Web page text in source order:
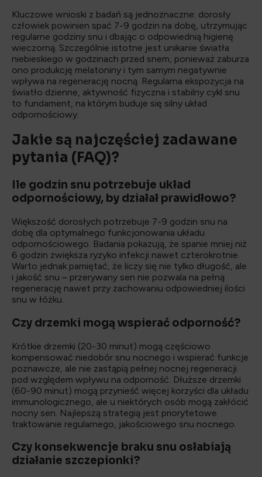
Kluczowe wnioski z badań są jednoznaczne: dorosły
człowiek powinien spać 7-9 godzin na dobę, utrzymując
regularne godziny snu i dbając o odpowiednią higienę
wieczorną. Szczególnie istotne jest unikanie światła
niebieskiego w godzinach przed snem, ponieważ zaburza
ono produkcję melatoniny i tym samym negatywnie
wpływa na regenerację nocną. Regularna ekspozycja na
światło dzienne, aktywność fizyczna i stabilny cykl snu
to fundament, na którym buduje się silny układ
odpornościowy.
Jakie są najczęściej zadawane
pytania (FAQ)?
Ile godzin snu potrzebuje układ
odpornościowy, by działał prawidłowo?
Większość dorosłych potrzebuje 7-9 godzin snu na
dobę dla optymalnego funkcjonowania układu
odpornościowego. Badania pokazują, że spanie mniej niż
6 godzin zwiększa ryzyko infekcji nawet czterokrotnie.
Warto jednak pamiętać, że liczy się nie tylko długość, ale
i jakość snu – przerywany sen nie pozwala na pełną
regenerację nawet przy zachowaniu odpowiedniej ilości
snu w łóżku.
Czy drzemki mogą wspierać odporność?
Krótkie drzemki (20-30 minut) mogą częściowo
kompensować niedobór snu nocnego i wspierać funkcje
poznawcze, ale nie zastąpią pełnej nocnej regeneracji
pod względem wpływu na odporność. Dłuższe drzemki
(60-90 minut) mogą przynieść więcej korzyści dla układu
immunologicznego, ale u niektórych osób mogą zakłócić
nocny sen. Najlepszą strategią jest priorytetowe
traktowanie regularnego, jakościowego snu nocnego.
Czy konsekwencje braku snu osłabiają
działanie szczepionki?